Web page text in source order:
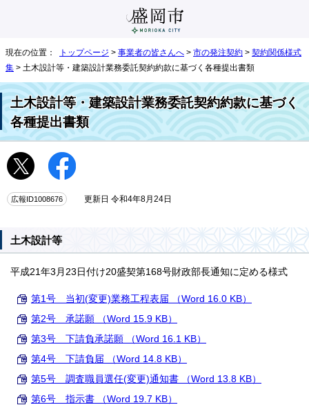
現在の位置： トップページ > 事業者の皆さんへ > 市の発注契約 > 契約関係様式
集 > 土木設計等・建築設計業務委託契約約款に基づく各種提出書類
土木設計等・建築設計業務委託契約約款に基づく
各種提出書類
広報ID1008676 更新日 令和4年8月24日
土木設計等
平成21年3月23日付け20盛契第168号財政部長通知に定める様式
第1号 当初(変更)業務工程表届 （Word 16.0 KB）
第2号 承諾願 （Word 15.9 KB）
第3号 下請負承諾願 （Word 16.1 KB）
第4号 下請負届 （Word 14.8 KB）
第5号 調査職員選任(変更)通知書 （Word 13.8 KB）
第6号 指示書 （Word 19.7 KB）